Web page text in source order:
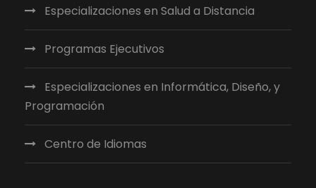
Especializaciones en Salud a Distancia
Programas Ejecutivos
Especializaciones en Informática, Diseño, y
Programación
Centro de Idiomas